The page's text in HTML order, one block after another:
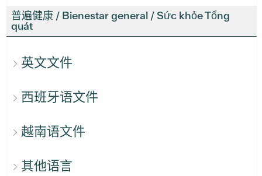
普遍健康 / Bienestar general / Sức khỏe Tổng
quát
英文文件
西班牙语文件
越南语文件
其他语言